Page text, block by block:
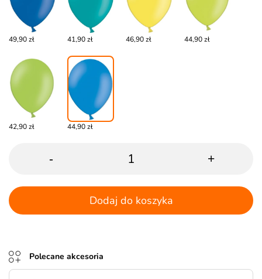
49,90 zł 41,90 zł 46,90 zł 44,90 zł
42,90 zł 44,90 zł
- +
Dodaj do koszyka
Polecane akcesoria